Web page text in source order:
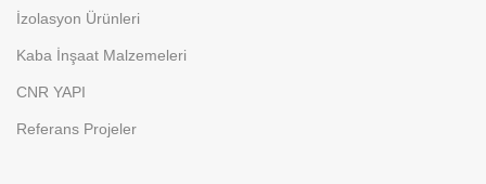
İzolasyon Ürünleri
Kaba İnşaat Malzemeleri
CNR YAPI
Referans Projeler